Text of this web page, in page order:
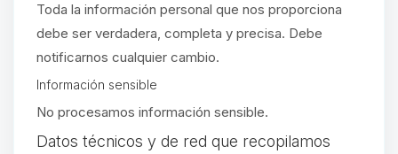
Toda la información personal que nos proporciona
debe ser verdadera, completa y precisa. Debe
notificarnos cualquier cambio.
Información sensible
No procesamos información sensible.
Datos técnicos y de red que recopilamos
Yupi, por fin alguien con quien